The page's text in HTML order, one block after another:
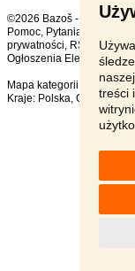
treści
©2026 Bazoš -
Pomoc, Pytania
prywatności, RSS
Ogłoszenia Elektronika
Mapa kategorii
Kraje: Polska, Czechy,